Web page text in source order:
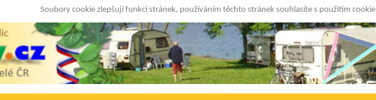
Soubory cookie zlepšují funkci stránek, používáním těchto stránek souhlasíte s použitím cookie